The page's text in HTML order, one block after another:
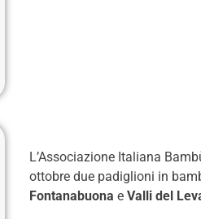
L’Associazione Italiana
ottobre due padiglioni in
Fontanabuona eValli del